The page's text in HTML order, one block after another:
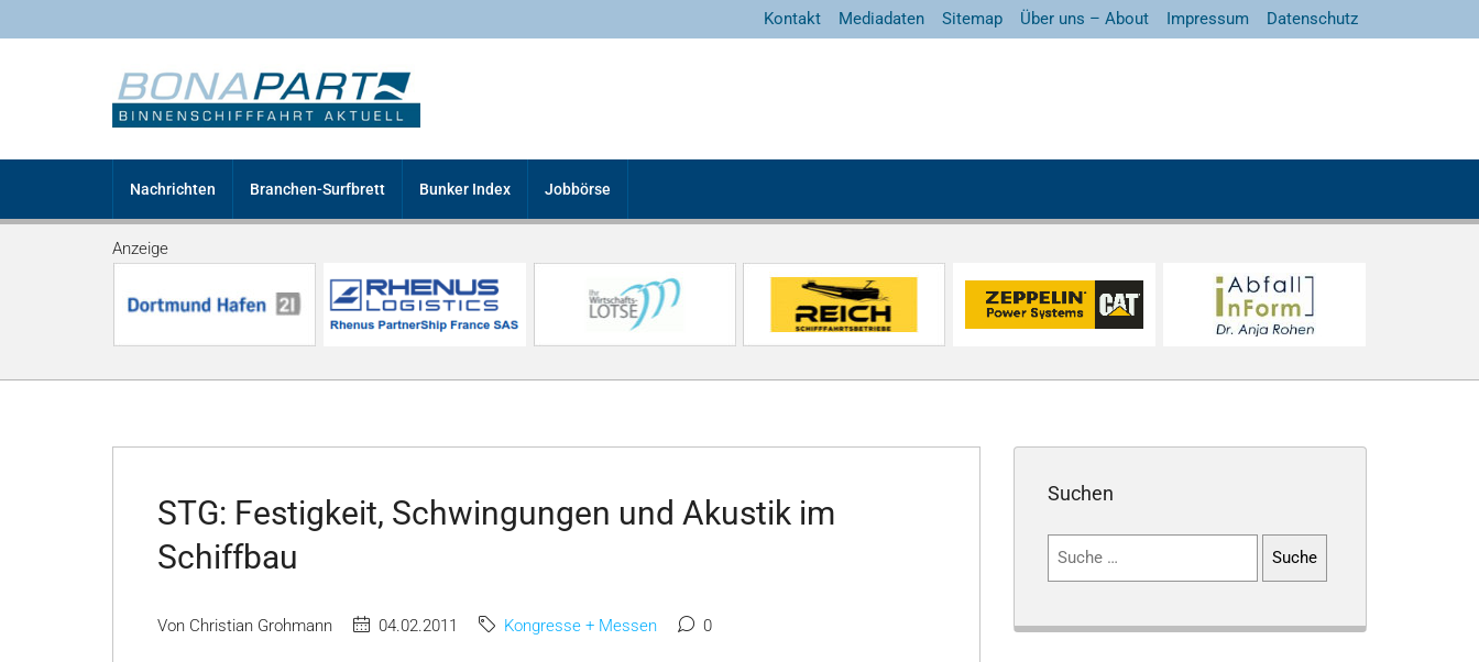
Kontakt Mediadaten Sitemap Über uns – About Impressum Datenschutz
Nachrichten Branchen-Surfbrett Bunker Index Jobbörse
Anzeige
STG: Festigkeit, Schwingungen und Akustik im
Schiffbau
Von Christian Grohmann 04.02.2011 Kongresse + Messen 0
Suchen
Suchen